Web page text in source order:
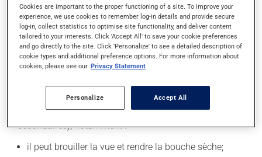
La prise d'alcool peut augmenter l'effet de ce produit. Il
est donc recommandé d'éviter de prendre de l'alcool ou
des produits qui en contiennent pendant que vous
utilisez ce médicament.
En plus de ses effets recherchés, ce produit peut à
l'occasion entraîner certains effets indésirables (effets
secondaires), notamment :
il peut brouiller la vue et rendre la bouche sèche;
Cookies are important to the proper functioning of a site. To improve your
experience, we use cookies to remember log-in details and provide secure
log-in, collect statistics to optimise site functionality, and deliver content
tailored to your interests. Click 'Accept All' to save your cookie preferences
and go directly to the site. Click 'Personalize' to see a detailed description of
cookie types and additional preference options. For more information about
cookies, please see our Privacy Statement
Personalize Accept All